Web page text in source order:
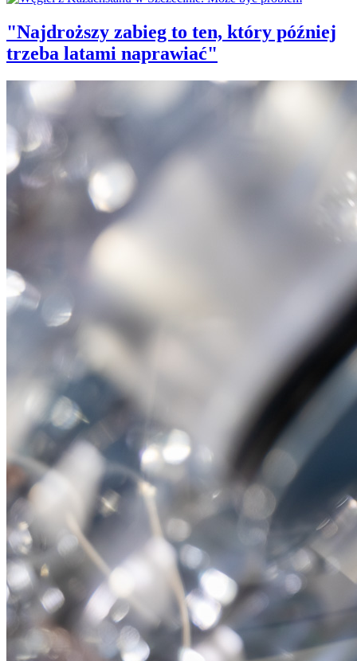
"Najdroższy zabieg to ten, który później
trzeba latami naprawiać"